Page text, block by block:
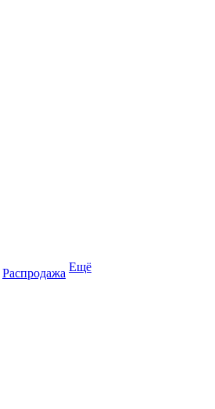
Распродажа Ещё